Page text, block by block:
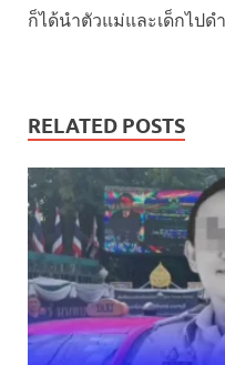
ก็ได้นำตัวแม่และเด็กไป
RELATED POSTS